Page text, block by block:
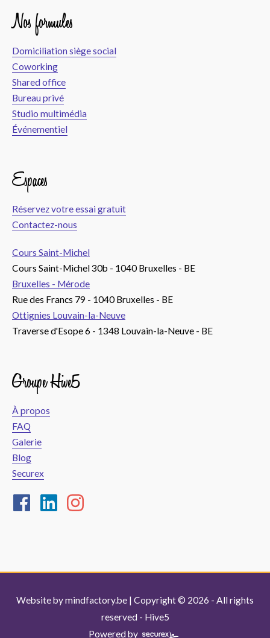
Nos formules
Domiciliation siège social
Coworking
Shared office
Bureau privé
Studio multimédia
Événementiel
Espaces
Réservez votre essai gratuit
Contactez-nous
Cours Saint-Michel
Cours Saint-Michel 30b - 1040 Bruxelles - BE
Bruxelles - Mérode
Rue des Francs 79 - 1040 Bruxelles - BE
Ottignies Louvain-la-Neuve
Traverse d'Esope 6 - 1348 Louvain-la-Neuve - BE
Groupe Hive5
À propos
FAQ
Galerie
Blog
Securex
Website bymindfactory.be | Copyright © 2026 - All rights
reserved - Hive5
Powered by